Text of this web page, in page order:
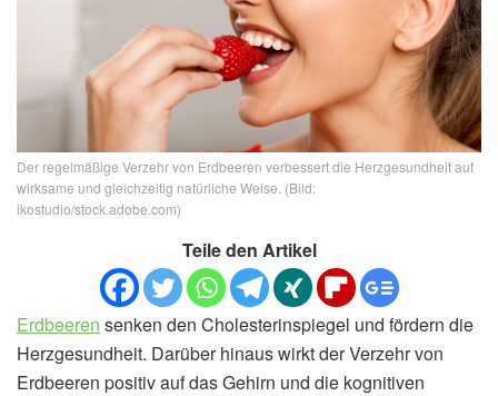
Der regelmäßige Verzehr von Erdbeeren verbessert die Herzgesundheit auf
wirksame und gleichzeitig natürliche Weise. (Bild:
ikostudio/stock.adobe.com)
Teile den Artikel
Erdbeeren senken den Cholesterinspiegel und fördern die
Herzgesundheit. Darüber hinaus wirkt der Verzehr von
Erdbeeren positiv auf das Gehirn und die kognitiven